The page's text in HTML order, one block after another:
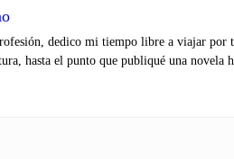
dedico mi tiempo libre a viajar por
hasta el punto que publiqué una novela